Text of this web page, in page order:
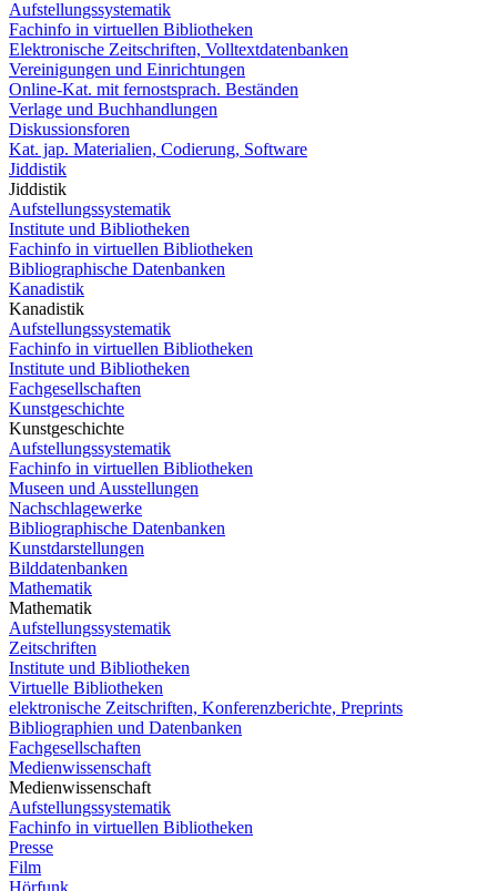
Aufstellungssystematik
Fachinfo in virtuellen Bibliotheken
Elektronische Zeitschriften, Volltextdatenbanken
Vereinigungen und Einrichtungen
Online-Kat. mit fernostsprach. Beständen
Verlage und Buchhandlungen
Diskussionsforen
Kat. jap. Materialien, Codierung, Software
Jiddistik
Jiddistik
Aufstellungssystematik
Institute und Bibliotheken
Fachinfo in virtuellen Bibliotheken
Bibliographische Datenbanken
Kanadistik
Kanadistik
Aufstellungssystematik
Fachinfo in virtuellen Bibliotheken
Institute und Bibliotheken
Fachgesellschaften
Kunstgeschichte
Kunstgeschichte
Aufstellungssystematik
Fachinfo in virtuellen Bibliotheken
Museen und Ausstellungen
Nachschlagewerke
Bibliographische Datenbanken
Kunstdarstellungen
Bilddatenbanken
Mathematik
Mathematik
Aufstellungssystematik
Zeitschriften
Institute und Bibliotheken
Virtuelle Bibliotheken
elektronische Zeitschriften, Konferenzberichte, Preprints
Bibliographien und Datenbanken
Fachgesellschaften
Medienwissenschaft
Medienwissenschaft
Aufstellungssystematik
Fachinfo in virtuellen Bibliotheken
Presse
Film
Hörfunk